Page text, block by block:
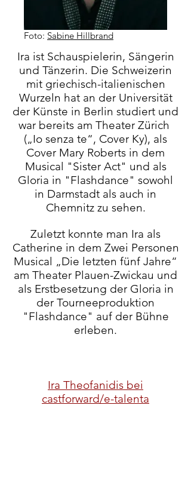
Foto: Sabine Hillbrand
Ira ist Schauspielerin, Sängerin
und Tänzerin. Die Schweizerin
mit griechisch-italienischen
Wurzeln hat an der Universität
der Künste in Berlin studiert und
war bereits am Theater Zürich
(„Io senza te“, Cover Ky), als
Cover Mary Roberts in dem
Musical "Sister Act" und als
Gloria in "Flashdance" sowohl
in Darmstadt als auch in
Chemnitz zu sehen.
Zuletzt konnte man Ira als
Catherine in dem Zwei Personen
Musical „Die letzten fünf Jahre“
am Theater Plauen-Zwickau und
als Erstbesetzung der Gloria in
der Tourneeproduktion
"Flashdance" auf der Bühne
erleben.
Ira Theofanidis bei
castforward/e-talenta